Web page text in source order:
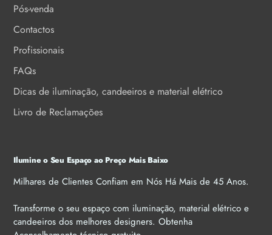
Pós-venda
Contactos
Profissionais
FAQs
Dicas de iluminação, candeeiros e material elétrico
Livro de Reclamações
Ilumine o Seu Espaço ao Preço Mais Baixo
Milhares de Clientes Confiam em Nós Há Mais de 45 Anos.
Transforme o seu espaço com iluminação, material elétrico e
candeeiros dos melhores designers. Obtenha